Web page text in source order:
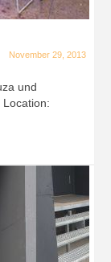
November 29, 2013
und
Location: